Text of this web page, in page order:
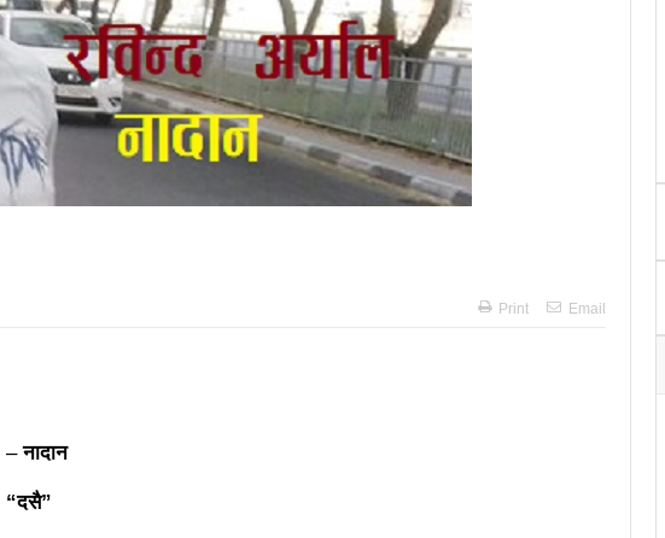
सदस्य गणेश सुवेदीलाई आइएनएनएफद्वारा सम्मान
एनआरएनए बेलायतको अध्यक्षमा
विद्युतीय बस
गणेश पण्डितको कवितासङ्ग्रह कालापानी लोकार्पण
अध्यक्षमा नुवाकोटका घिमिरे निर्वाचित
कविता – सुख भोग
र पत्रकार पक्राउ पुर्जीबारे काउन्सिल सुक्ष्म अध्ययनमा
कोष स्थापनाः सहिदका बालबालिकाको शिक्षामा खर्च हुने
महिनावारी स्वच्छताका
प्रेस सेन्टरको
हानलाई मजदुर संगठनहरुको ध्यानाकर्षण पत्र, देशैभर
कानून बनाउन ढिला भयो’
नेपालका लागि कोशेढुंगाः प्रचण्ड
आवश्यकता मिडिया
Print Email
–नादान
“दसै”